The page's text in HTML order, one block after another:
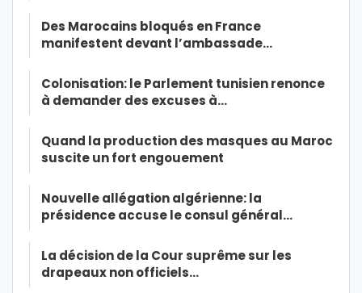
Des Marocains bloqués en France
manifestent devant l’ambassade…
Colonisation: le Parlement tunisien renonce
à demander des excuses à…
Quand la production des masques au Maroc
suscite un fort engouement
Nouvelle allégation algérienne: la
présidence accuse le consul général…
La décision de la Cour suprême sur les
drapeaux non officiels…